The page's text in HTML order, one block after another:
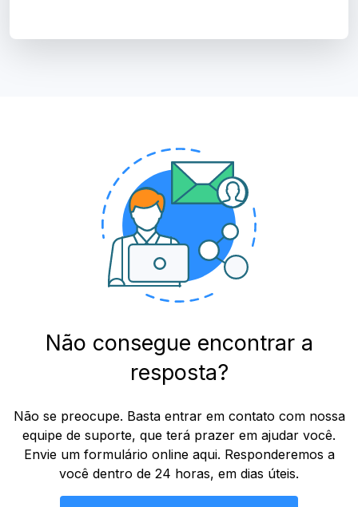
Não consegue encontrar a
resposta?
Não se preocupe. Basta entrar em contato com nossa
equipe de suporte, que terá prazer em ajudar você.
Envie um formulário online aqui. Responderemos a
você dentro de 24 horas, em dias úteis.